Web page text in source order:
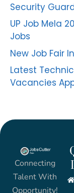
Security
UP Job Mela
Jobs
New Job Fair
Latest
Vacancies
Connecting
Talent With
Opportunity!